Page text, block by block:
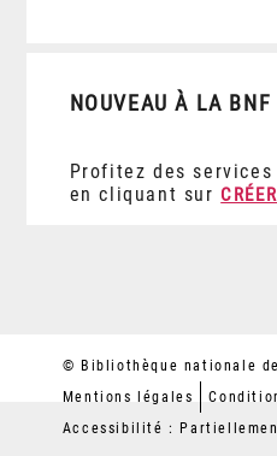
NOUVEAU À LA BNF
Profitez des
en cliquant sur
© Bibliothèque nationale
Mentions légales
Accessibilité :